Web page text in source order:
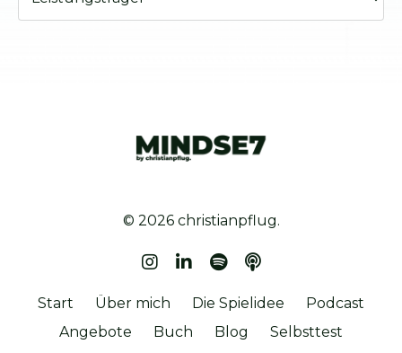
© 2026 christianpflug.
Start Über mich Die Spielidee
Podcast
Angebote
Buch Blog
Selbsttest